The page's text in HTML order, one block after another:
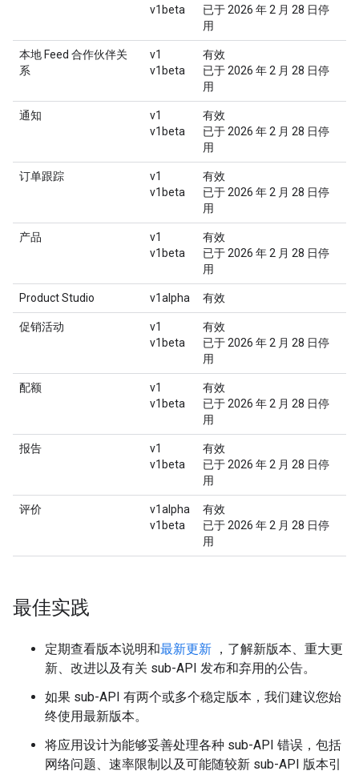
v1beta
已于 2026 年 2 月 28 日停
用
本地 Feed 合作伙伴关
系
v1
v1beta
有效
已于 2026 年 2 月 28 日停
用
通知
v1
v1beta
有效
已于 2026 年 2 月 28 日停
用
订单跟踪
v1
v1beta
有效
已于 2026 年 2 月 28 日停
用
产品
v1
v1beta
有效
已于 2026 年 2 月 28 日停
用
Product Studio v1alpha 有效
促销活动
v1
v1beta
有效
已于 2026 年 2 月 28 日停
用
配额
v1
v1beta
有效
已于 2026 年 2 月 28 日停
用
报告
v1
v1beta
有效
已于 2026 年 2 月 28 日停
用
评价
v1alpha
v1beta
有效
已于 2026 年 2 月 28 日停
用
最佳实践
定期查看版本说明和最新更新 ，了解新版本、重大更
新、改进以及有关 sub-API 发布和弃用的公告。
如果 sub-API 有两个或多个稳定版本，我们建议您始
终使用最新版本。
将应用设计为能够妥善处理各种 sub-API 错误，包括
网络问题、速率限制以及可能随较新 sub-API 版本引